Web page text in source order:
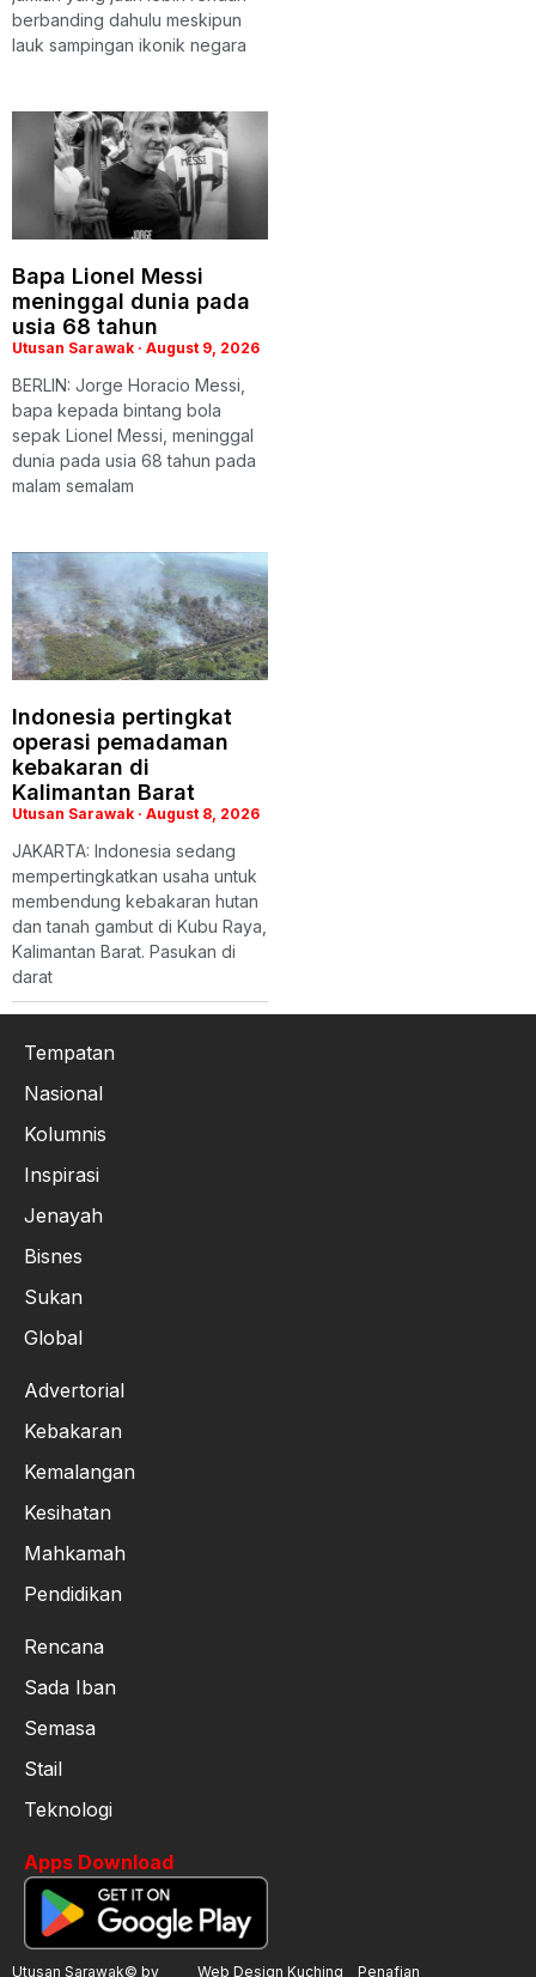
berbanding dahulu meskipun
lauk sampingan ikonik negara
Bapa Lionel Messi
meninggal dunia pada
usia 68 tahun
Utusan Sarawak August 9, 2026
BERLIN: Jorge Horacio Messi,
bapa kepada bintang bola
sepak Lionel Messi, meninggal
dunia pada usia 68 tahun pada
malam semalam
Indonesia pertingkat
operasi pemadaman
kebakaran di
Kalimantan Barat
Utusan Sarawak August 8, 2026
JAKARTA: Indonesia sedang
mempertingkatkan usaha untuk
membendung kebakaran hutan
dan tanah gambut di Kubu Raya,
Kalimantan Barat. Pasukan di
darat
Tempatan
Nasional
Kolumnis
Inspirasi
Jenayah
Bisnes
Sukan
Global
Advertorial
Kebakaran
Kemalangan
Kesihatan
Mahkamah
Pendidikan
Rencana
Sada Iban
Semasa
Stail
Teknologi
Apps Download
Utusan Sarawak© by Web Design Kuching Penafian